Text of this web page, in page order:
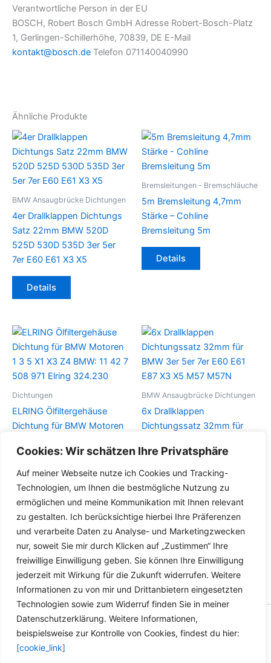
Cookies: Wir schätzen Ihre Privatsphäre
Auf meiner Webseite nutze ich Cookies und Tracking-
Technologien, um Ihnen die bestmögliche Nutzung zu
ermöglichen und meine Kommunikation mit Ihnen relevant
zu gestalten. Ich berücksichtige hierbei Ihre Präferenzen
und verarbeite Daten zu Analyse- und Marketingzwecken
nur, soweit Sie mir durch Klicken auf „Zustimmen“ Ihre
freiwillige Einwilligung geben. Sie können Ihre Einwilligung
jederzeit mit Wirkung für die Zukunft widerrufen. Weitere
Informationen zu von mir und Drittanbietern eingesetzten
Technologien sowie zum Widerruf finden Sie in meiner
Datenschutzerklärung. Weitere Informationen,
beispielsweise zur Kontrolle von Cookies, findest du hier:
[cookie_link]
Verantwortliche Person in der EU
BOSCH, Robert Bosch GmbH Adresse Robert-Bosch-Platz
1, Gerlingen-Schillerhöhe, 70839, DE E-Mail
kontakt@bosch.de Telefon 071140040990
Ähnliche Produkte
BMW Ansaugbrücke Dichtungen
4er Drallklappen Dichtungs
Satz 22mm BMW 520D
525D 530D 535D 3er 5er
7er E60 E61 X3 X5
Details
Bremsleitungen - Bremschläuche
5m Bremsleitung 4,7mm
Stärke – Cohline
Bremsleitung 5m
Details
Dichtungen
ELRING Ölfiltergehäuse
Dichtung für BMW Motoren
508 971 Elring 324.230
Details
BMW Ansaugbrücke Dichtungen
6x Drallklappen
Dichtungssatz 32mm für
E87 X3 X5 M57 M57N
Details
Copyright © 2026 Versandhandel für Fahrzeugteile, Ersatzteile
für: SMART BMW VW - Zubehör für Werkstätten.